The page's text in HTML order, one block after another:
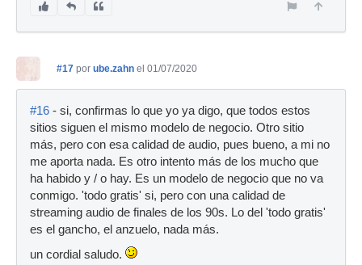
#17 por ube.zahn el 01/07/2020
#16 - si, confirmas lo que yo ya digo, que todos estos
sitios siguen el mismo modelo de negocio. Otro sitio
más, pero con esa calidad de audio, pues bueno, a mi no
me aporta nada. Es otro intento más de los mucho que
ha habido y / o hay. Es un modelo de negocio que no va
conmigo. 'todo gratis' si, pero con una calidad de
streaming audio de finales de los 90s. Lo del 'todo gratis'
es el gancho, el anzuelo, nada más.
un cordial saludo.